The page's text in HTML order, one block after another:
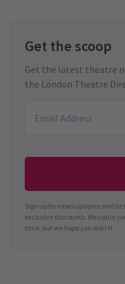
Get the scoop
Get the latest theatre
the London Theatre
Sign up for news updates and
exclusive discounts. We value
time, but we hope you won't!